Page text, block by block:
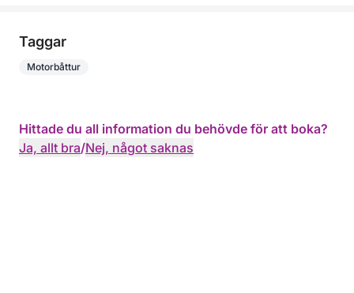
Taggar
Motorbåttur
Hittade du all information du behövde för att boka?
Ja, allt bra/Nej, något saknas